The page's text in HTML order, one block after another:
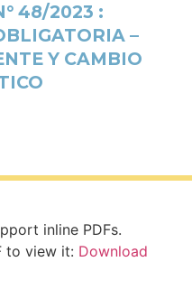
48/2023 :
–
Y CAMBIO
inline PDFs.
to view it: Download